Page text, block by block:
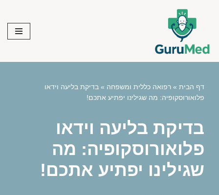
content
דף הבית » רפואה כללית ומשפחה » בדיקת בליעה וידאו
פלואורוסקופיה: מה שגילינו יפתיע אתכם!
בדיקת בליעה וידאו
פלואורוסקופיה: מה
שגילינו יפתיע אתכם!